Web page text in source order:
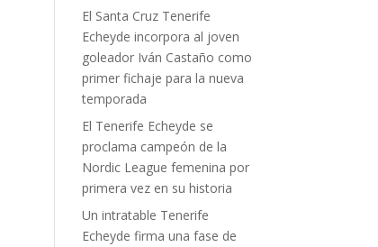
El Santa Cruz Tenerife
Echeyde incorpora al joven
goleador Iván Castaño como
primer fichaje para la nueva
temporada
El Tenerife Echeyde se
proclama campeón de la
Nordic League femenina por
primera vez en su historia
Un intratable Tenerife
Echeyde firma una fase de